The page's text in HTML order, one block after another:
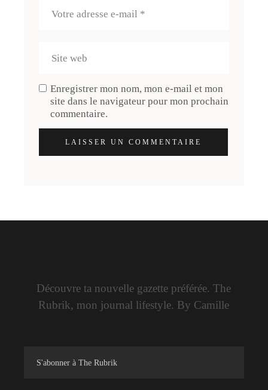
Enregistrer mon nom, mon e-mail et mon
site dans le navigateur pour mon prochain
commentaire.
LAISSER UN COMMENTAIRE
Découvre ta nouvelle gazette préférée. The
Rubrik, mon journal lifestyle. By Camille